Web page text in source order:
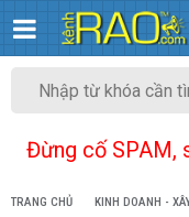
Đừng cố SPAM,
TRANG CHỦ KINH DOANH -